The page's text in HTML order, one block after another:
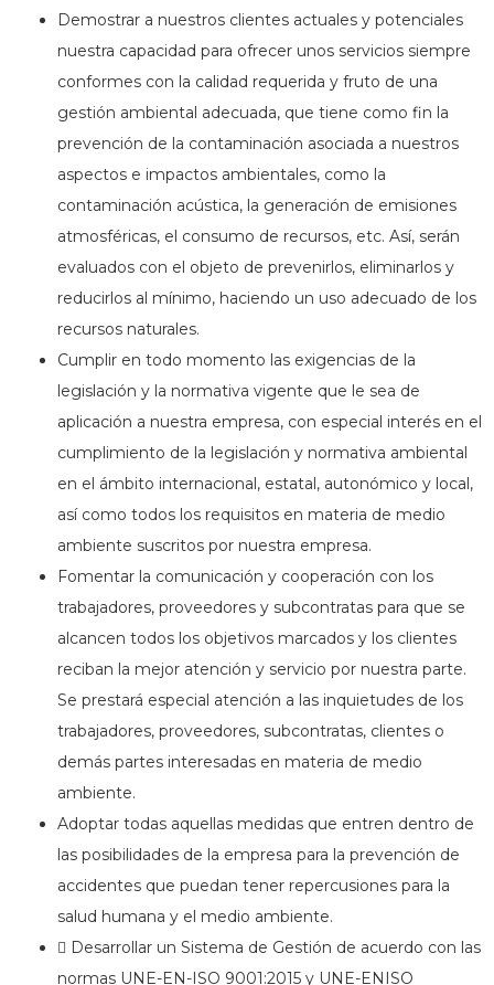
Demostrar a nuestros clientes actuales y potenciales
nuestra capacidad para ofrecer unos servicios siempre
conformes con la calidad requerida y fruto de una
gestión ambiental adecuada, que tiene como fin la
prevención de la contaminación asociada a nuestros
aspectos e impactos ambientales, como la
contaminación acústica, la generación de emisiones
atmosféricas, el consumo de recursos, etc. Así, serán
evaluados con el objeto de prevenirlos, eliminarlos y
reducirlos al mínimo, haciendo un uso adecuado de los
recursos naturales.
Cumplir en todo momento las exigencias de la
legislación y la normativa vigente que le sea de
aplicación a nuestra empresa, con especial interés en el
cumplimiento de la legislación y normativa ambiental
en el ámbito internacional, estatal, autonómico y local,
así como todos los requisitos en materia de medio
ambiente suscritos por nuestra empresa.
Fomentar la comunicación y cooperación con los
trabajadores, proveedores y subcontratas para que se
alcancen todos los objetivos marcados y los clientes
reciban la mejor atención y servicio por nuestra parte.
Se prestará especial atención a las inquietudes de los
trabajadores, proveedores, subcontratas, clientes o
demás partes interesadas en materia de medio
ambiente.
Adoptar todas aquellas medidas que entren dentro de
las posibilidades de la empresa para la prevención de
accidentes que puedan tener repercusiones para la
salud humana y el medio ambiente.
 Desarrollar un Sistema de Gestión de acuerdo con las
normas UNE-EN-ISO 9001:2015 y UNE-ENISO